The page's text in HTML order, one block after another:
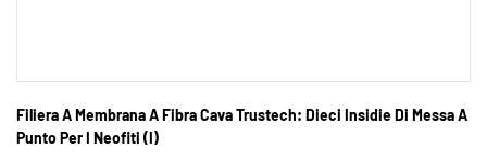
Filiera A Membrana A Fibra Cava Trustech: Dieci Insidie ​​di Messa A
Punto Per I Neofiti (I)